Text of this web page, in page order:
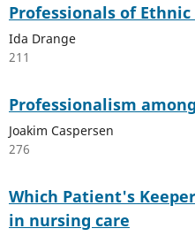
Professionals of
Ida Drange
211
Professionalism
Joakim Caspersen
276
Which Patient's
in nursing care